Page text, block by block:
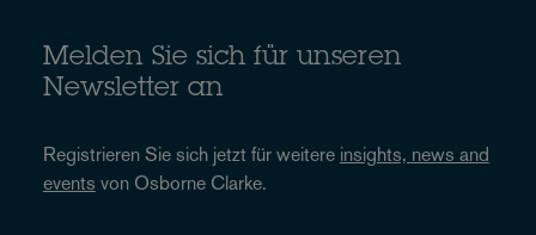
Melden Sie sich für unseren
Newsletter an
Registrieren Sie sich jetzt für weitere insights, news and
events von Osborne Clarke.